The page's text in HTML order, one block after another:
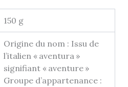
150 g
Origine du nom : Issu de
l’italien « aventura »
signifiant « aventure »
Groupe d’appartenance :